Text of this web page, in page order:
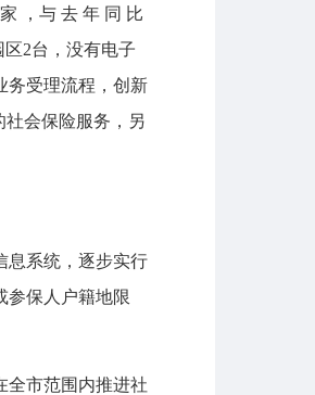
，与 去 年 同 比
2台，没有电子
务受理流程，创新
社会保险服务，另
系统，逐步实行
参保人户籍地限
市范围内推进社